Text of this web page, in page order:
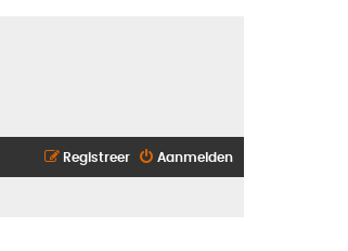
Aanmelden
Registreer